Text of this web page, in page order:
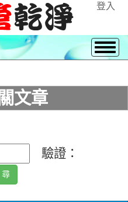
登入
文章
驗證：